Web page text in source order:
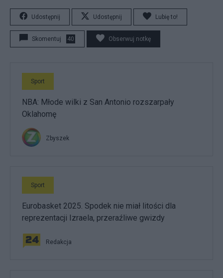
Udostępnij Udostępnij Lubię to!
Skomentuj 40 Obserwuj notkę
Sport
NBA: Młode wilki z San Antonio rozszarpały
Oklahomę
Zbyszek
Sport
Eurobasket 2025. Spodek nie miał litości dla
reprezentacji Izraela, przeraźliwe gwizdy
Redakcja